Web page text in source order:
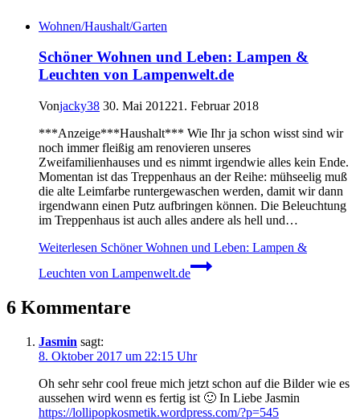
Wohnen/Haushalt/Garten
Schöner Wohnen und Leben: Lampen &
Leuchten von Lampenwelt.de
Vonjacky38 30. Mai 201221. Februar 2018
***Anzeige***Haushalt*** Wie Ihr ja schon wisst sind wir
noch immer fleißig am renovieren unseres
Zweifamilienhauses und es nimmt irgendwie alles kein Ende.
Momentan ist das Treppenhaus an der Reihe: mühseelig muß
die alte Leimfarbe runtergewaschen werden, damit wir dann
irgendwann einen Putz aufbringen können. Die Beleuchtung
im Treppenhaus ist auch alles andere als hell und…
Weiterlesen Schöner Wohnen und Leben: Lampen &
Leuchten von Lampenwelt.de
6 Kommentare
Jasmin sagt:
8. Oktober 2017 um 22:15 Uhr
Oh sehr sehr cool freue mich jetzt schon auf die Bilder wie es
aussehen wird wenn es fertig ist 🙂 In Liebe Jasmin
https://lollipopkosmetik.wordpress.com/?p=545